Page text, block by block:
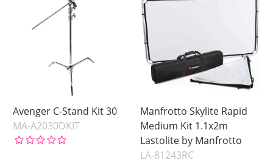
Avenger C-Stand Kit 30
MA-A2030DKIT
Manfrotto Skylite Rapid
Medium Kit 1.1x2m
Lastolite by Manfrotto
LA-81243RC